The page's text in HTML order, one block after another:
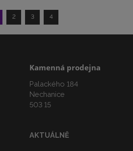
2 3 4
Kamenná prodejna
Palackého 184
Nechanice
503 15
AKTUÁLNĚ